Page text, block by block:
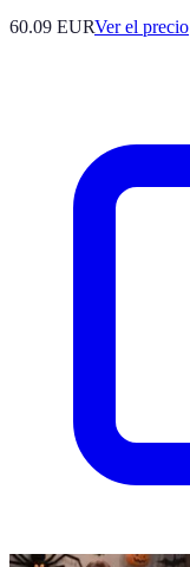
60.09 EURVer el precio